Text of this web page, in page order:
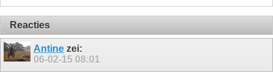
Reacties
Antine zei:
06-02-15 08:01